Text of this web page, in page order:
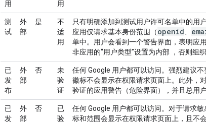
用
用
测
试
外
部
是
不
适
用
只有明确添加到测试用户许可名单中的用
应用仅请求基本身份范围（openid
单中。用户会看到一个警告界面，表明应
非应用的“用户类型”设置为内部 ，否则组
已
发
布
外
部
否
未
验
证
任何 Google 用户都可以访问。 强烈建议不
徽标不会显示在权限请求页面上。此外，
验证的应用警告（危险界面），并且总用
已
发
外
部
否
已
验
任何 Google 用户都可以访问。对于请求
标和范围会显示在权限请求页面上，且不